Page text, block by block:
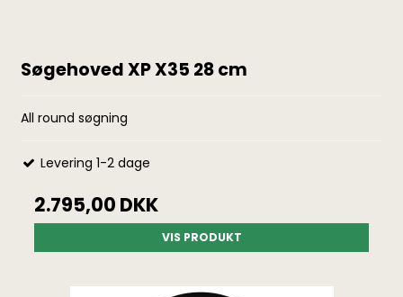
Søgehoved XP X35 28 cm
All round søgning
Levering 1-2 dage
2.795,00 DKK
VIS PRODUKT